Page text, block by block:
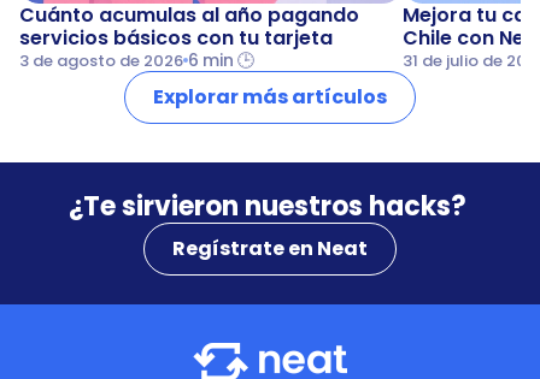
Cuánto acumulas al año pagando
servicios básicos con tu tarjeta
3 de agosto de 2026 6 min 🕒
Mejora tu
Chile con
31 de julio de
Explorar más artículos
¿Te sirvieron nuestros hacks?
Regístrate en Neat